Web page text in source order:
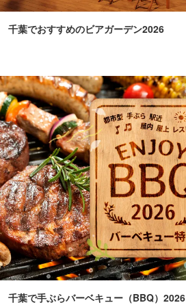
千葉でおすすめのビアガーデン2026
千葉で手ぶらバーベキュー（BBQ）2026